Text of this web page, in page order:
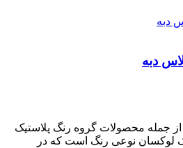
دبه
جمله محصولات گروه رنگ پلاستیک
لوکسان نوعی رنگ است که در